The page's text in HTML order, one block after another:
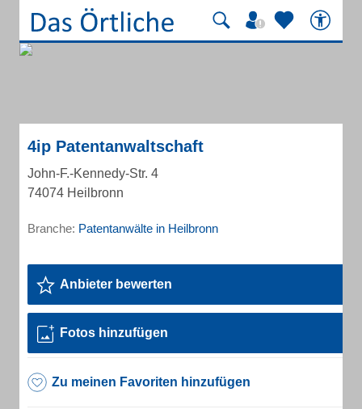
4ip Patentanwaltschaft
John-F.-Kennedy-Str. 4
74074 Heilbronn
Branche: Patentanwälte in Heilbronn
Anbieter bewerten
Fotos hinzufügen
Zu meinen Favoriten hinzufügen